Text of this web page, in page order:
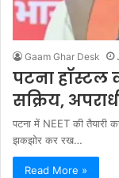
Gaam Ghar Desk
पटना हॉस्टल
सक्रिय,
पटना में NEET की तैयारी
झकझोर कर रख…
Read More »